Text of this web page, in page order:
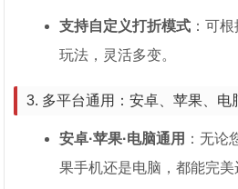
支持自定义打折模式 ：可
玩法，灵活多变。
3. 多平台通用：安卓、苹果、电
安卓·苹果·电脑通用 ：无论
果手机还是电脑，都能完美